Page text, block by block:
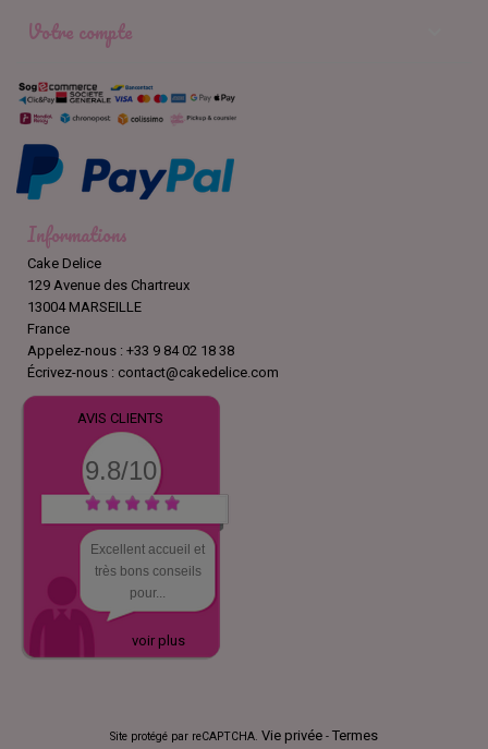
Votre compte
Informations
Cake Delice
129 Avenue des Chartreux
13004 MARSEILLE
France
Appelez-nous : +33 9 84 02 18 38
Écrivez-nous : contact@cakedelice.com
AVIS CLIENTS
9.8/10
Excellent accueil et
très bons conseils
pour...
voir plus
Site protégé par reCAPTCHA. Vie privée - Termes